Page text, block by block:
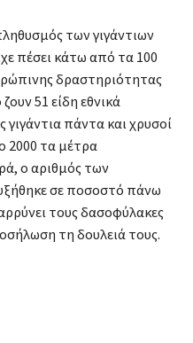
των γιγάντιων
πέσει κάτω από τα 100
δραστηριότητας
51 είδη εθνικά
πάντα και χρυσοί
2000 τα μέτρα
ο αριθμός των
σε ποσοστό πάνω
τους δασοφύλακες
τη δουλειά τους.